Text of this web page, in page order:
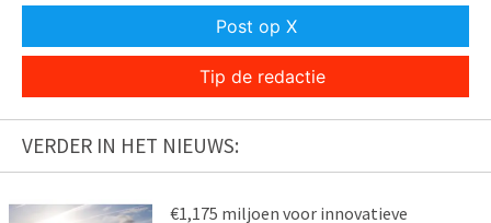
Post op X
Tip de redactie
VERDER IN HET NIEUWS:
€1,175 miljoen voor innovatieve